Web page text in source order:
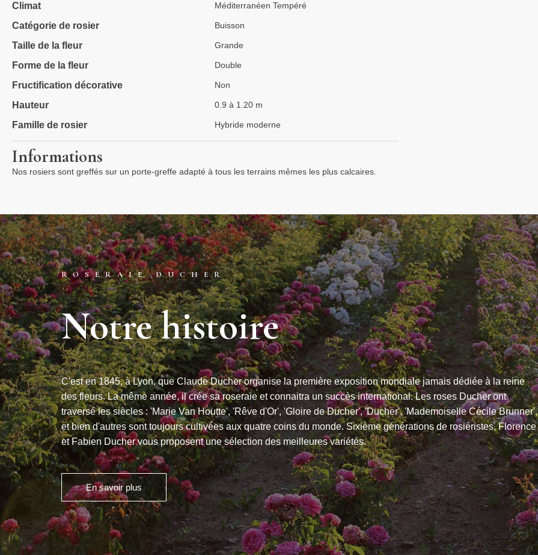
Climat Méditerranéen Tempéré
Catégorie de rosier Buisson
Taille de la fleur Grande
Forme de la fleur Double
Fructification décorative Non
Hauteur 0.9 à 1.20 m
Famille de rosier Hybride moderne
Informations
Nos rosiers sont greffés sur un porte-greffe adapté à tous les terrains mêmes les plus calcaires.
ROSERAIE DUCHER
Notre histoire
C'est en 1845, à Lyon, que Claude Ducher organise la première exposition mondiale jamais dédiée à la reine
des fleurs. La même année, il crée sa roseraie et connaitra un succès international. Les roses Ducher ont
traversé les siècles : 'Marie Van Houtte', 'Rêve d'Or', 'Gloire de Ducher', 'Ducher', 'Mademoiselle Cécile Brunner',
et bien d'autres sont toujours cultivées aux quatre coins du monde. Sixième générations de rosiéristes, Florence
et Fabien Ducher vous proposent une sélection des meilleures variétés.
En savoir plus